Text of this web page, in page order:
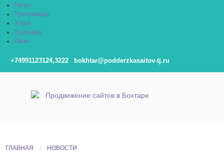
Рогун
Турсунзода
Хорог
Худжанд
Яван
+74991123124,3222 bokhtar@podderzkasaitov-tj.ru
ГЛАВНАЯ НОВОСТИ